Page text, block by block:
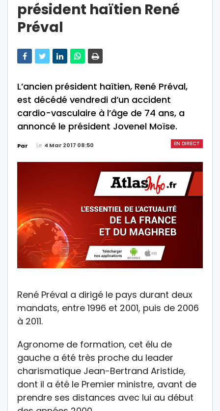
président haïtien René
Préval
L’ancien président haïtien, René Préval,
est décédé vendredi d’un accident
cardio-vasculaire à l’âge de 74 ans, a
annoncé le président Jovenel Moïse.
EN DIRECT
Par Le 4 Mar 2017 08:50
René Préval a dirigé le pays durant deux
mandats, entre 1996 et 2001, puis de 2006
à 2011.
Agronome de formation, cet élu de
gauche a été très proche du leader
charismatique Jean-Bertrand Aristide,
dont il a été le Premier ministre, avant de
prendre ses distances avec lui au début